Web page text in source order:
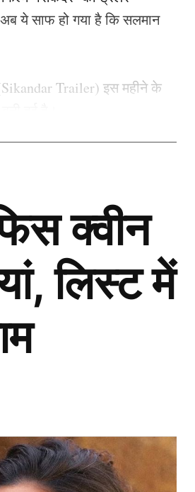
ये साफ हो गया है कि सलमान
Trailer) इस महीने के
क्वीन
लिस्ट में